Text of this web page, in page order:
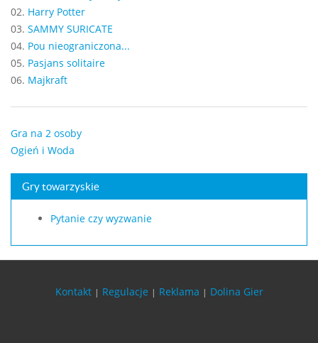
02. Harry Potter
03. SAMMY SURICATE
04. Pou nieograniczona...
05. Pasjans solitaire
06. Majkraft
Gra na 2 osoby
Ogień i Woda
Gry towarzyskie
Pytanie czy wyzwanie
Kontakt | Regulacje | Reklama | Dolina Gier